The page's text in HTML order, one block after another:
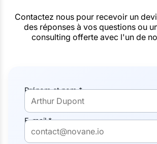
Contactez nous pour recevoir un
des réponses à vos questions ou
consulting offerte avec l'un de
Prénom et nom *
E-mail *